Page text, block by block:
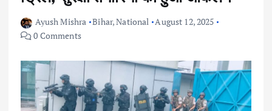
Ayush Mishra Bihar,National August 12, 2025
0 Comments